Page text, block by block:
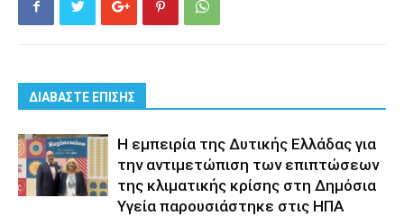
ΔΙΑΒΑΣΤΕ ΕΠΙΣΗΣ
Η εμπειρία της Δυτικής Ελλάδας για
την αντιμετώπιση των επιπτώσεων
της κλιματικής κρίσης στη Δημόσια
Υγεία παρουσιάστηκε στις ΗΠΑ